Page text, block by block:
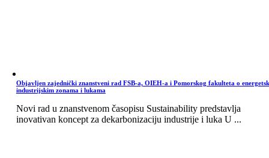
Objavljen zajednički znanstveni rad FSB-a, OIEH-a i Pomorskog fakulteta o
industrijskim zonama i lukama
Novi rad u znanstvenom časopisu Sustainability predstavlja
inovativan koncept za dekarbonizaciju industrije i luka U ...